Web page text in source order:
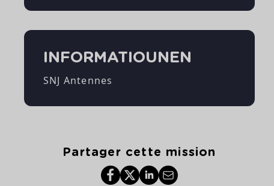
INFORMATIOUNEN
SNJ Antennes
Partager cette mission